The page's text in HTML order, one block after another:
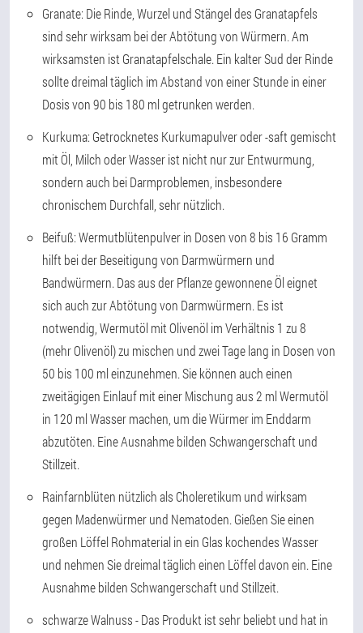
Granate: Die Rinde, Wurzel und Stängel des Granatapfels
sind sehr wirksam bei der Abtötung von Würmern. Am
wirksamsten ist Granatapfelschale. Ein kalter Sud der Rinde
sollte dreimal täglich im Abstand von einer Stunde in einer
Dosis von 90 bis 180 ml getrunken werden.
Kurkuma: Getrocknetes Kurkumapulver oder -saft gemischt
mit Öl, Milch oder Wasser ist nicht nur zur Entwurmung,
sondern auch bei Darmproblemen, insbesondere
chronischem Durchfall, sehr nützlich.
Beifuß:Wermutblütenpulver in Dosen von 8 bis 16 Gramm
hilft bei der Beseitigung von Darmwürmern und
Bandwürmern. Das aus der Pflanze gewonnene Öl eignet
sich auch zur Abtötung von Darmwürmern. Es ist
notwendig, Wermutöl mit Olivenöl im Verhältnis 1 zu 8
(mehr Olivenöl) zu mischen und zwei Tage lang in Dosen von
50 bis 100 ml einzunehmen. Sie können auch einen
zweitägigen Einlauf mit einer Mischung aus 2 ml Wermutöl
in 120 ml Wasser machen, um die Würmer im Enddarm
abzutöten. Eine Ausnahme bilden Schwangerschaft und
Stillzeit.
Rainfarnblüten nützlich als Choleretikum und wirksam
gegen Madenwürmer und Nematoden. Gießen Sie einen
großen Löffel Rohmaterial in ein Glas kochendes Wasser
und nehmen Sie dreimal täglich einen Löffel davon ein. Eine
Ausnahme bilden Schwangerschaft und Stillzeit.
schwarze Walnuss- Das Produkt ist sehr beliebt und hat in